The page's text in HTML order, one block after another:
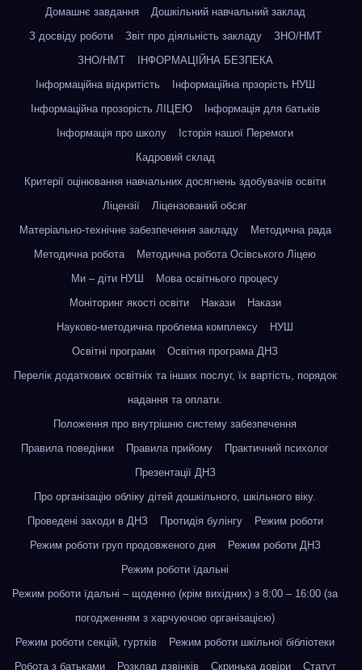
Домашнє завдання
Дошкільний навчальний заклад
З досвіду роботи
Звіт про діяльність закладу
ЗНО/НМТ
ЗНО/НМТ
ІНФОРМАЦІЙНА БЕЗПЕКА
Інформаційна відкритість
Інформаційна прзорість НУШ
Інформаційна прозорість ЛІЦЕЮ
Інформація для батьків
Інформація про школу
Історія нашої Перемоги
Кадровий склад
Критерії оцінювання навчальних досягнень здобувачів освіти
Ліцензії
Ліцензований обсяг
Матеріально-технічне забезпечення закладу
Методична рада
Методична робота
Методична робота Осівського Ліцею
Ми – діти НУШ
Мова освітнього процесу
Моніторинг якості освіти
Накази
Накази
Науково-методична проблема комплексу
НУШ
Освітні програми
Освітня програма ДНЗ
Перелік додаткових освітніх та інших послуг, їх вартість, порядок
надання та оплати.
Положення про внутрішню систему забезпечення
Правила поведінки
Правила прийому
Практичний психолог
Презентації ДНЗ
Про організацію обліку дітей дошкільного, шкільного віку.
Проведені заходи в ДНЗ
Протидія булінгу
Режим роботи
Режим роботи груп продовженого дня
Режим роботи ДНЗ
Режим роботи їдальні
Режим роботи їдальні – щоденно (крім вихідних) з 8:00 – 16:00 (за
погодженням з харчуючою організацією)
Режим роботи секцій, гуртків
Режим роботи шкільної бібліотеки
Робота з батьками
Розклад дзвінків Скринька довіри Статут